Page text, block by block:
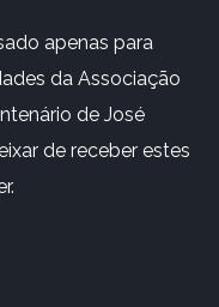
apenas para
da Associação
de José
de receber estes